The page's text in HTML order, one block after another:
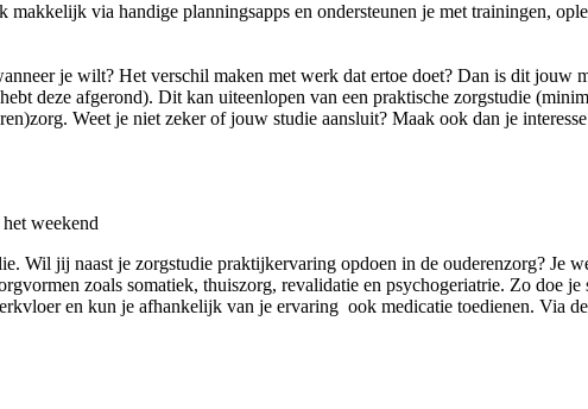
via handige planningsapps en ondersteunen je met trainingen,
je wilt? Het verschil maken met werk dat ertoe doet? Dan is dit jouw
deze afgerond). Dit kan uiteenlopen van een praktische zorgstudie
Weet je niet zeker of jouw studie aansluit? Maak ook dan je
weekend
Wil jij naast je zorgstudie praktijkervaring opdoen in de ouderenzorg? Je
zoals somatiek, thuiszorg, revalidatie en psychogeriatrie. Zo doe
en kun je afhankelijk van je ervaring ook medicatie toedienen. Via